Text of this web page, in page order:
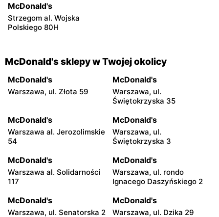
McDonald's
Strzegom al. Wojska
Polskiego 80H
McDonald's sklepy w Twojej okolicy
McDonald's
Warszawa, ul. Złota 59
McDonald's
Warszawa, ul.
Świętokrzyska 35
McDonald's
Warszawa al. Jerozolimskie
54
McDonald's
Warszawa, ul.
Świętokrzyska 3
McDonald's
Warszawa al. Solidarności
117
McDonald's
Warszawa, ul. rondo
Ignacego Daszyńskiego 2
McDonald's
Warszawa, ul. Senatorska 2
McDonald's
Warszawa, ul. Dzika 29